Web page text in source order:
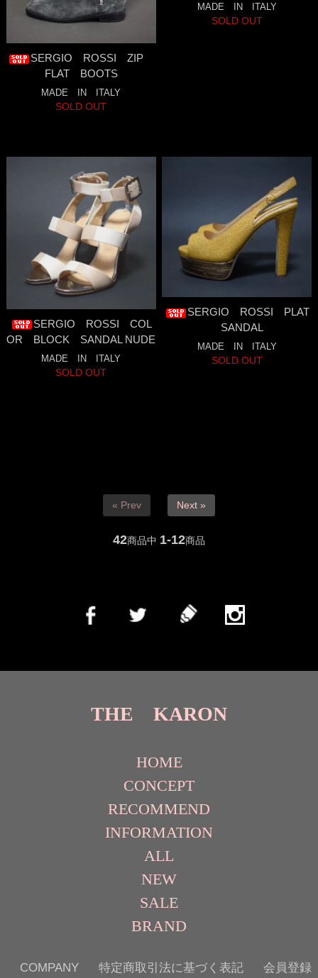
SERGIO ROSSI ZIP
FLAT BOOTS
MADE IN ITALY
SOLD OUT
MADE IN ITALY
SOLD OUT
SERGIO ROSSI COL
OR BLOCK SANDAL NUDE
MADE IN ITALY
SOLD OUT
SERGIO ROSSI PLAT
SANDAL
MADE IN ITALY
SOLD OUT
« Prev Next »
42商品中 1-12商品
THE KARON
HOME
CONCEPT
RECOMMEND
INFORMATION
ALL
NEW
SALE
BRAND
COMPANY 特定商取引法に基づく表記 会員登録